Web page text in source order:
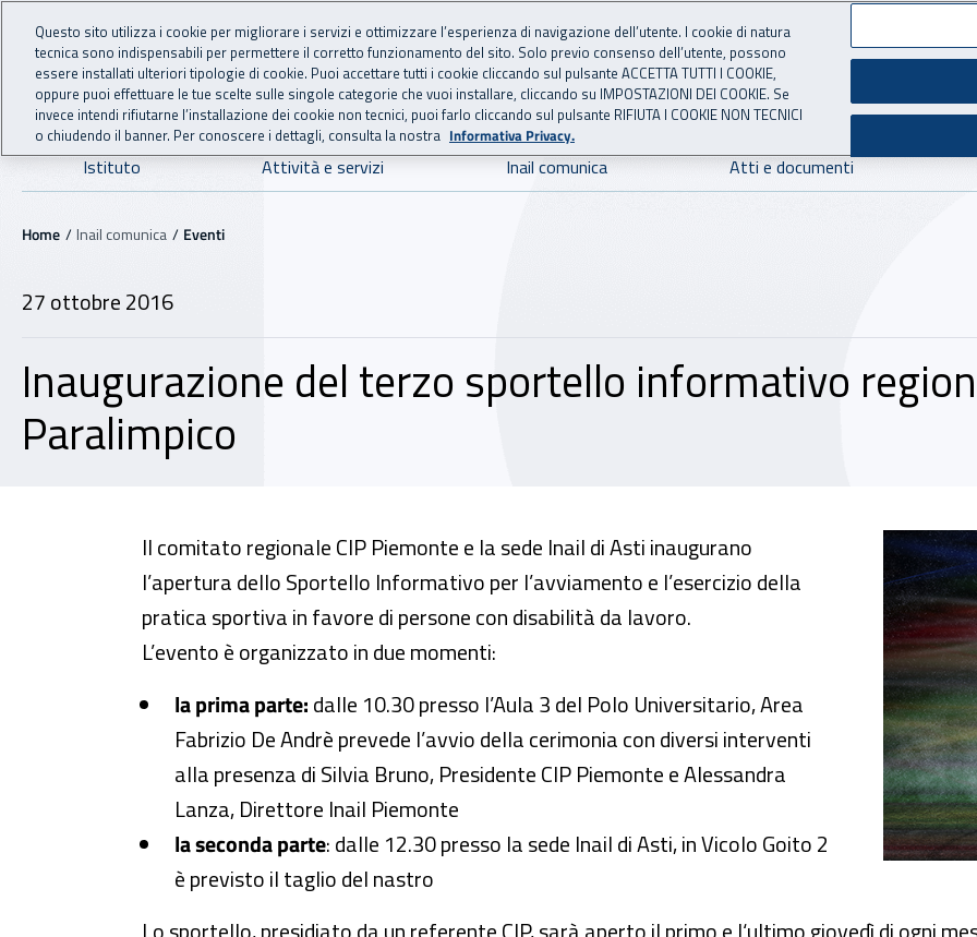
Vai al menu principale
Vai al contenuto principale
INAIL - Istituto Nazionale per l'Assicurazione
Navigazione principale
Istituto Attività e servizi Inail comunica Atti e documenti
Navigazione - Ti trovi in:
Home Inail comunica Eventi
27 ottobre 2016
Inaugurazione del terzo sportello informativo
Paralimpico
Inaugurazione del terzo sportello informativo regionale del Comitato
Il comitato regionale CIP Piemonte e la sede Inail di Asti inaugurano
l’apertura dello Sportello Informativo per l’avviamento e l’esercizio della
pratica sportiva in favore di persone con disabilità da lavoro.
L’evento è organizzato in due momenti:
la prima parte:dalle 10.30 presso l’Aula 3 del Polo Universitario, Area
Fabrizio De Andrè prevede l’avvio della cerimonia con diversi interventi
alla presenza di Silvia Bruno, Presidente CIP Piemonte e Alessandra
Lanza, Direttore Inail Piemonte
la seconda parte: dalle 12.30 presso la sede Inail di Asti, in Vicolo Goito 2
è previsto il taglio del nastro
Questo sito utilizza i cookie per migliorare i servizi e ottimizzare l’esperienza di navigazione dell’utente. I cookie di natura
tecnica sono indispensabili per permettere il corretto funzionamento del sito. Solo previo consenso dell’utente, possono
essere installati ulteriori tipologie di cookie. Puoi accettare tutti i cookie cliccando sul pulsante ACCETTA TUTTI I COOKIE,
oppure puoi effettuare le tue scelte sulle singole categorie che vuoi installare, cliccando su IMPOSTAZIONI DEI COOKIE. Se
invece intendi rifiutarne l’installazione dei cookie non tecnici, puoi farlo cliccando sul pulsante RIFIUTA I COOKIE NON TECNICI
o chiudendo il banner. Per conoscere i dettagli, consulta la nostra Informativa Privacy.